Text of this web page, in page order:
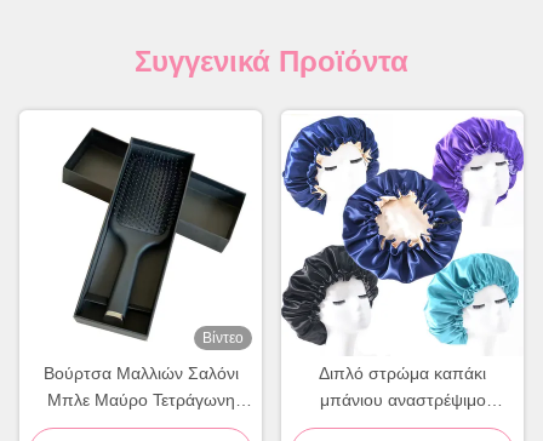
Συγγενικά Προϊόντα
Βίντεο
Βούρτσα Μαλλιών Σαλόνι
Μπλε Μαύρο Τετράγωνη
Βούρτσα Ξεμπερδέματος
Διπλό στρώμα καπάκι
μπάνιου αναστρέψιμο
ρυθμιζόμενο σατέν καπό